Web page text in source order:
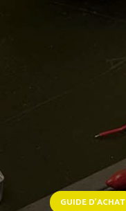
GUIDE D'ACHAT